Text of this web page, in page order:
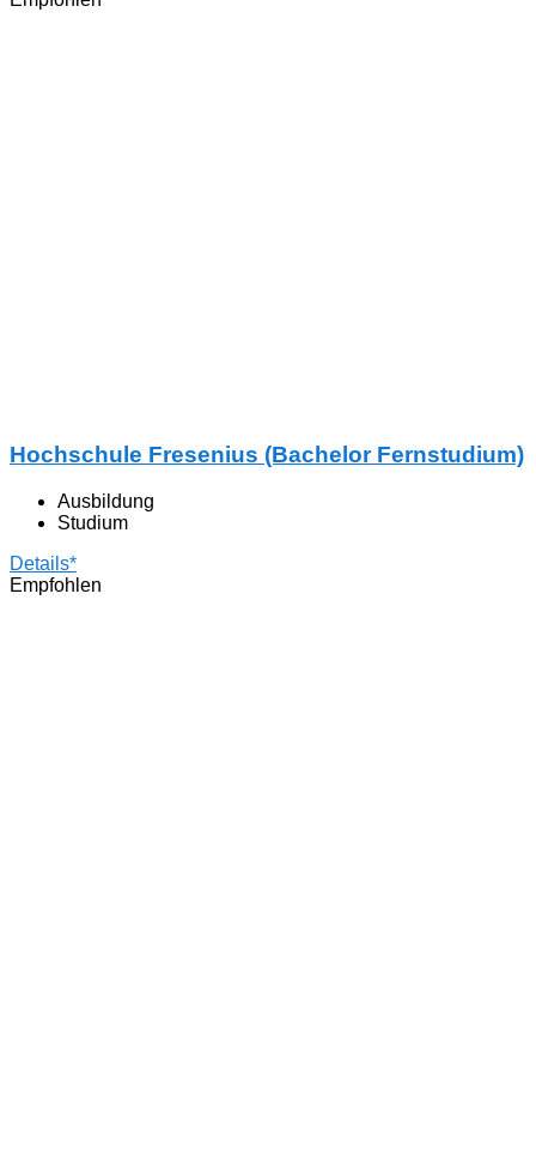
Hochschule Fresenius (Bachelor Fernstudium)
Ausbildung
Studium
Details*
Empfohlen